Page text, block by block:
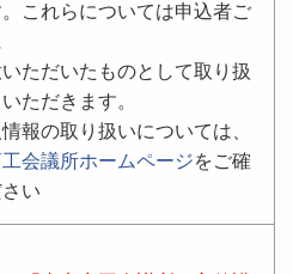
。これらについては申込者ご
ただいたものとして取り扱
ただきます。
情報の取り扱いについては、
会議所ホームページをご確
い